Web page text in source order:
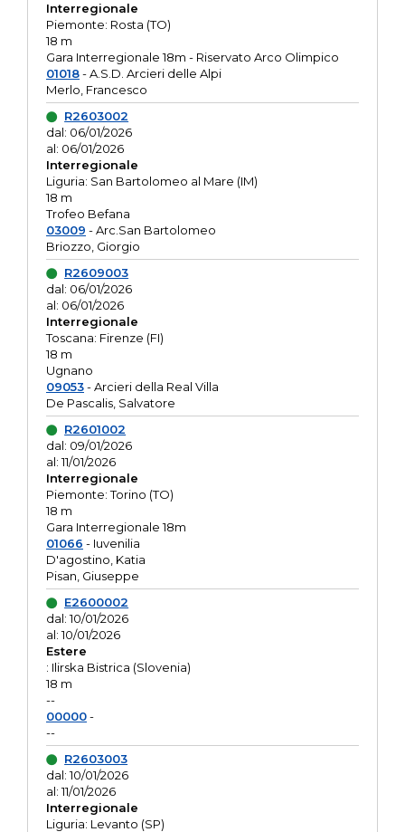
Interregionale
Piemonte: Rosta (TO)
18 m
Gara Interregionale 18m - Riservato Arco Olimpico
01018- A.S.D. Arcieri delle Alpi
Merlo, Francesco
R2603002
dal: 06/01/2026
al: 06/01/2026
Interregionale
Liguria: San Bartolomeo al Mare (IM)
18 m
Trofeo Befana
03009 - Arc.San Bartolomeo
Briozzo, Giorgio
R2609003
dal: 06/01/2026
al: 06/01/2026
Interregionale
Toscana: Firenze (FI)
18 m
Ugnano
09053- Arcieri della Real Villa
De Pascalis, Salvatore
R2601002
dal: 09/01/2026
al: 11/01/2026
Interregionale
Piemonte: Torino (TO)
18 m
Gara Interregionale 18m
01066 - Iuvenilia
D'agostino, Katia
Pisan, Giuseppe
E2600002
dal: 10/01/2026
al: 10/01/2026
Estere
: Ilirska Bistrica (Slovenia)
18 m
--
00000-
--
R2603003
dal: 10/01/2026
al: 11/01/2026
Interregionale
Liguria: Levanto (SP)